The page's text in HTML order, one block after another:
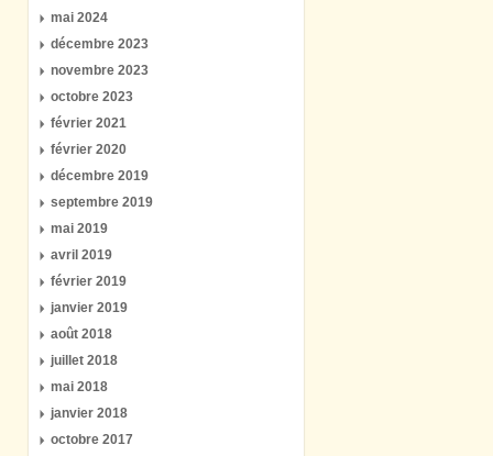
mai 2024
décembre 2023
novembre 2023
octobre 2023
février 2021
février 2020
décembre 2019
septembre 2019
mai 2019
avril 2019
février 2019
janvier 2019
août 2018
juillet 2018
mai 2018
janvier 2018
octobre 2017